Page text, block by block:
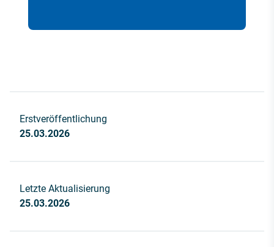
Erstveröffentlichung
25.03.2026
Letzte Aktualisierung
25.03.2026